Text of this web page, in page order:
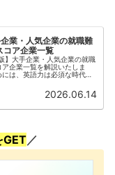
業・人気企業の就職難
コア企業一覧
】大手企業・人気企業の就職
企業一覧を解説いたしま
は、英語力は必須な時代に
レベルの実践的な英語力が
ローバルな事業を行ってい
では大手企業・人気企業の
2026.06.14
GET／